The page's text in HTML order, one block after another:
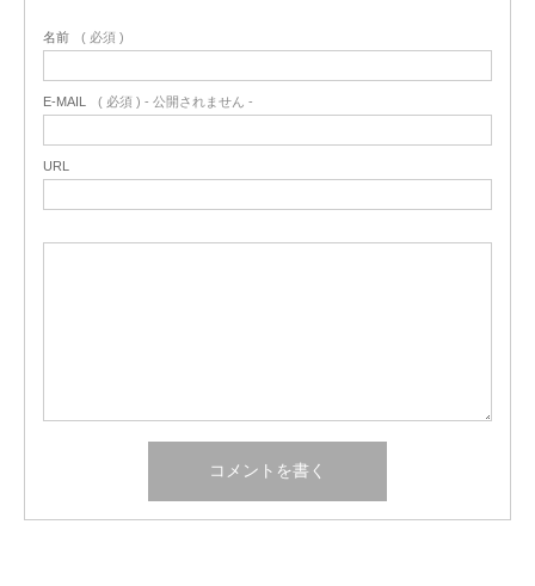
名前 ( 必須 )
E-MAIL ( 必須 ) - 公開されません -
URL